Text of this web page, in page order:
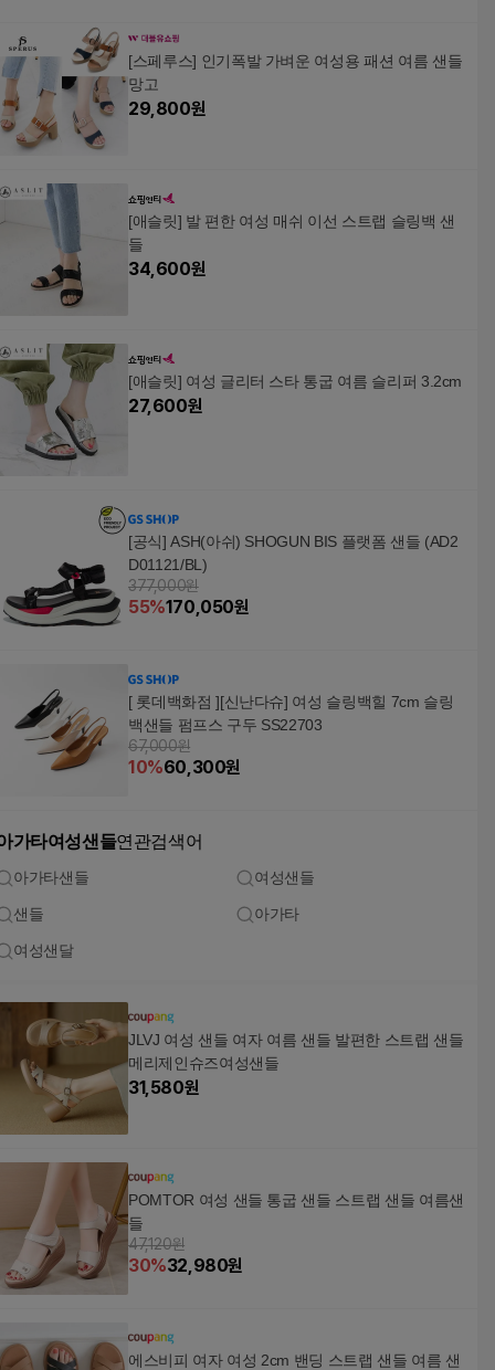
[스페루스] 인기폭발 가벼운 여성용 패션 여름 샌들
망고
29,800원
[애슬릿] 발 편한 여성 매쉬 이선 스트랩 슬링백 샌
들
34,600원
[애슬릿] 여성 글리터 스타 통굽 여름 슬리퍼 3.2cm
27,600원
[공식] ASH(아쉬) SHOGUN BIS 플랫폼 샌들 (AD2
D01121/BL)
377,000원
55%170,050원
[ 롯데백화점 ][신난다슈] 여성 슬링백힐 7cm 슬링
백샌들 펌프스 구두 SS22703
67,000원
10%60,300원
가타여성샌들연관검색어
아가타샌들 여성샌들
샌들 아가타
여성샌달
JLVJ 여성 샌들 여자 여름 샌들 발편한 스트랩 샌들
메리제인슈즈여성샌들
31,580원
POMTOR 여성 샌들 통굽 샌들 스트랩 샌들 여름샌
들
47,120원
30%32,980원
에스비피 여자 여성 2cm 밴딩 스트랩 샌들 여름 샌